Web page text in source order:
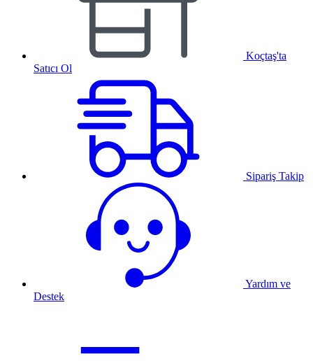
Koçtaş'ta
Satıcı Ol
Sipariş Takip
Yardım ve
Destek